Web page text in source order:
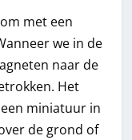
met een
we in de
naar de
Het
miniatuur in
de grond of